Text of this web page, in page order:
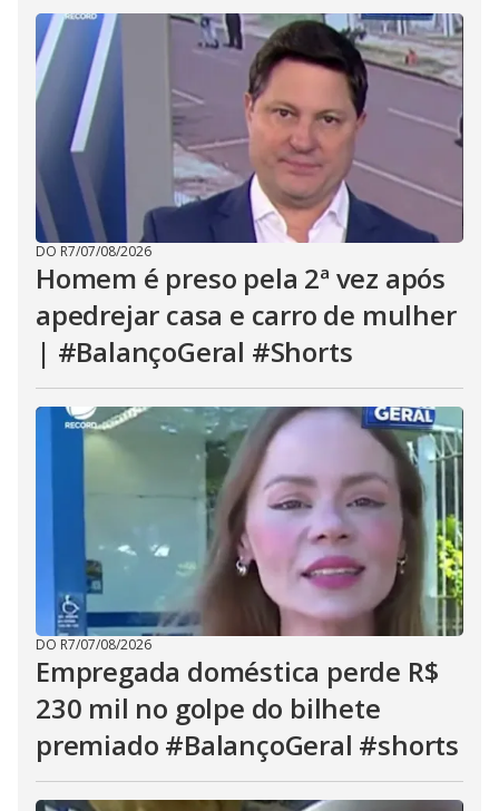
DO R7/07/08/2026
Homem é preso pela 2ª vez após
apedrejar casa e carro de mulher
| #BalançoGeral #Shorts
DO R7/07/08/2026
Empregada doméstica perde R$
230 mil no golpe do bilhete
premiado #BalançoGeral #shorts